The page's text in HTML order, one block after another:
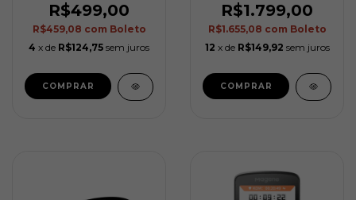
R$499,00
R$459,08 com Boleto
4 x de R$124,75 sem juros
R$1.799,00
R$1.655,08 com Boleto
12 x de R$149,92 sem juros